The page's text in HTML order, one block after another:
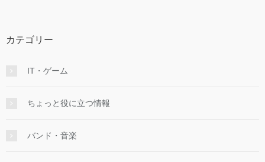
カテゴリー
IT・ゲーム
ちょっと役に立つ情報
バンド・音楽